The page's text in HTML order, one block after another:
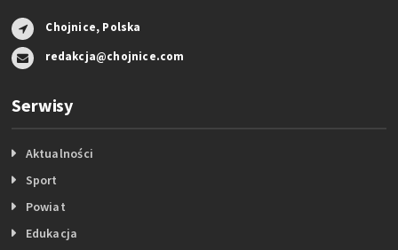
Chojnice, Polska
redakcja@chojnice.com
Serwisy
Aktualności
Sport
Powiat
Edukacja